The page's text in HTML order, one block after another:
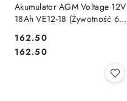
Akumulator AGM Voltage 12V
18Ah VE12-18 (Żywotność 6-9
Cena:
162.50
Cena:
162.50